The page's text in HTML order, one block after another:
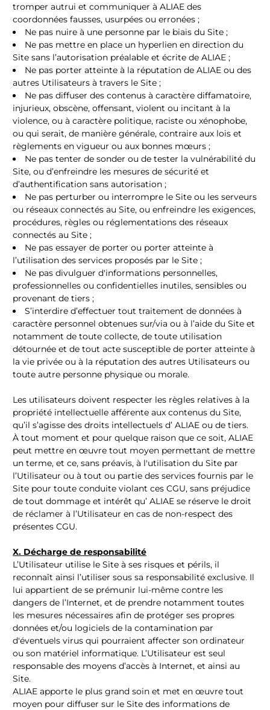
tromper autrui et communiquer à ALIAE des
coordonnées fausses, usurpées ou erronées ;
Ne pas nuire à une personne par le biais du Site ;
Ne pas mettre en place un hyperlien en direction du
Site sans l’autorisation préalable et écrite de ALIAE ;
Ne pas porter atteinte à la réputation de ALIAE ou des
autres Utilisateurs à travers le Site ;
Ne pas diffuser des contenus à caractère diffamatoire,
injurieux, obscène, offensant, violent ou incitant à la
violence, ou à caractère politique, raciste ou xénophobe,
ou qui serait, de manière générale, contraire aux lois et
règlements en vigueur ou aux bonnes mœurs ;
Ne pas tenter de sonder ou de tester la vulnérabilité du
Site, ou d’enfreindre les mesures de sécurité et
d’authentification sans autorisation ;
Ne pas perturber ou interrompre le Site ou les serveurs
ou réseaux connectés au Site, ou enfreindre les exigences,
procédures, règles ou réglementations des réseaux
connectés au Site ;
Ne pas essayer de porter ou porter atteinte à
l’utilisation des services proposés par le Site ;
Ne pas divulguer d'informations personnelles,
professionnelles ou confidentielles inutiles, sensibles ou
provenant de tiers ;
S’interdire d’effectuer tout traitement de données à
caractère personnel obtenues sur/via ou à l’aide du Site et
notamment de toute collecte, de toute utilisation
détournée et de tout acte susceptible de porter atteinte à
la vie privée ou à la réputation des autres Utilisateurs ou
toute autre personne physique ou morale.
Les utilisateurs doivent respecter les règles relatives à la
propriété intellectuelle afférente aux contenus du Site,
qu’il s’agisse des droits intellectuels d’ ALIAE ou de tiers.
À tout moment et pour quelque raison que ce soit, ALIAE
peut mettre en œuvre tout moyen permettant de mettre
un terme, et ce, sans préavis, à l'utilisation du Site par
l’Utilisateur ou à tout ou partie des services fournis par le
Site pour toute conduite violant ces CGU, sans préjudice
de tout dommage et intérêt qu’ ALIAE se réserve le droit
de réclamer à l’Utilisateur en cas de non-respect des
présentes CGU.
X. Décharge de responsabilité
L’Utilisateur utilise le Site à ses risques et périls, il
reconnaît ainsi l’utiliser sous sa responsabilité exclusive. Il
lui appartient de se prémunir lui-même contre les
dangers de l’Internet, et de prendre notamment toutes
les mesures nécessaires afin de protéger ses propres
données et/ou logiciels de la contamination par
d'éventuels virus qui pourraient affecter son ordinateur
ou son matériel informatique. L’Utilisateur est seul
responsable des moyens d’accès à Internet, et ainsi au
Site.
ALIAE apporte le plus grand soin et met en œuvre tout
moyen pour diffuser sur le Site des informations de